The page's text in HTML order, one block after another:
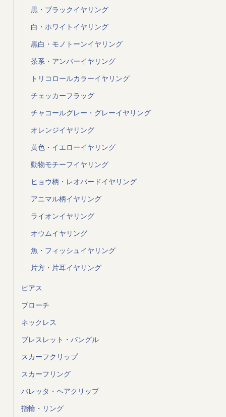
黒・ブラックイヤリング
白・ホワイトイヤリング
黒白・モノトーンイヤリング
茶系・アンバーイヤリング
トリコロールカラーイヤリング
チェッカーフラッグ
チャコールグレー・グレーイヤリング
オレンジイヤリング
黄色・イエローイヤリング
動物モチーフイヤリング
ヒョウ柄・レオパードイヤリング
アニマル柄イヤリング
ライオンイヤリング
オウムイヤリング
魚・フィッシュイヤリング
片方・片耳イヤリング
ピアス
ブローチ
ネックレス
ブレスレット・バングル
スカーフクリップ
スカーフリング
バレッタ・ヘアクリップ
指輪・リング